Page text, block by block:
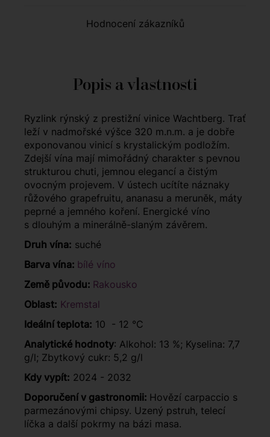
Hodnocení zákazníků
Popis a vlastnosti
Ryzlink rýnský z prestižní vinice Wachtberg. Trať
leží v nadmořské výšce 320 m.n.m. a je dobře
exponovanou vinicí s krystalickým podložím.
Zdejší vína mají mimořádný charakter s pevnou
strukturou chuti, jemnou elegancí a čistým
ovocným projevem. V ústech ucítíte náznaky
růžového grapefruitu, ananasu a meruněk, máty
peprné a jemného koření. Energické víno
s dlouhým a minerálně-slaným závěrem.
Druh vína: suché
Barva vína: bílé víno
Země původu: Rakousko
Oblast: Kremstal
Ideální teplota: 10 - 12 °C
Analytické hodnoty: Alkohol: 13 %; Kyselina: 7,7
g/l; Zbytkový cukr: 5,2 g/l
Kdy vypít: 2024 - 2032
Doporučení v gastronomii: Hovězí carpaccio s
parmezánovými chipsy. Uzený pstruh, telecí
líčka a další pokrmy na bázi masa.